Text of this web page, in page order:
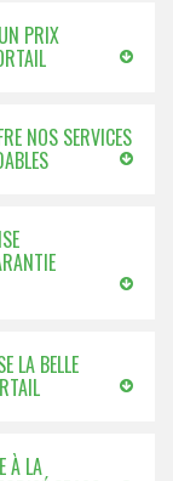
PRIX
NOS SERVICES
LA BELLE
À LA